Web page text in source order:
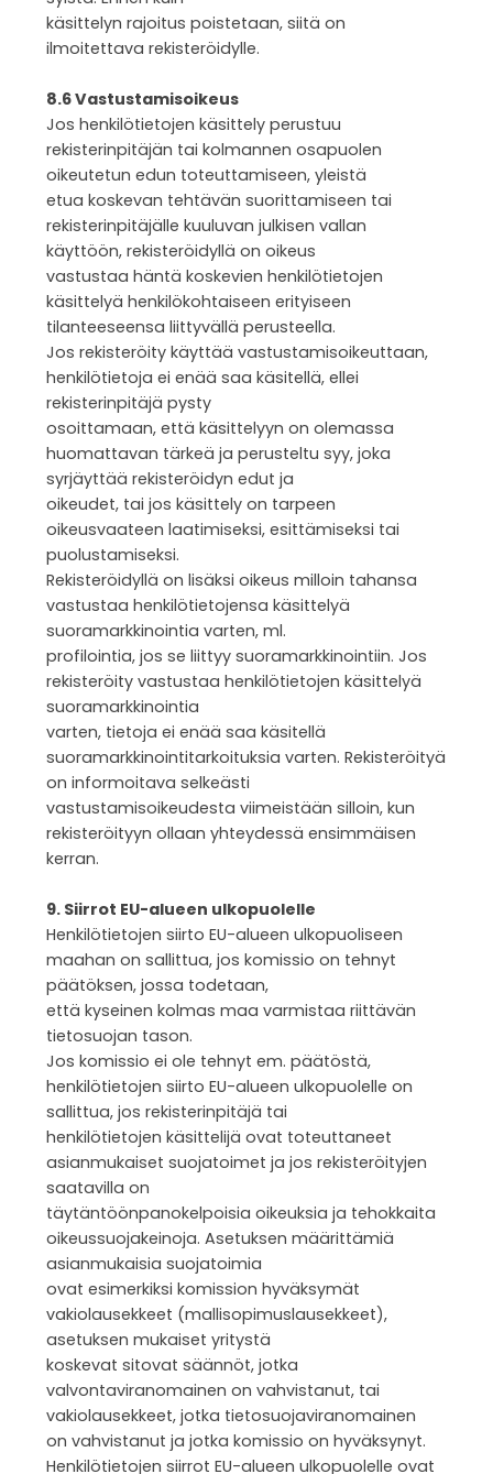
käsittelyn rajoitus poistetaan, siitä on
ilmoitettava rekisteröidylle.
8.6 Vastustamisoikeus
Jos henkilötietojen käsittely perustuu
rekisterinpitäjän tai kolmannen osapuolen
oikeutetun edun toteuttamiseen, yleistä
etua koskevan tehtävän suorittamiseen tai
rekisterinpitäjälle kuuluvan julkisen vallan
käyttöön, rekisteröidyllä on oikeus
vastustaa häntä koskevien henkilötietojen
käsittelyä henkilökohtaiseen erityiseen
tilanteeseensa liittyvällä perusteella.
Jos rekisteröity käyttää vastustamisoikeuttaan,
henkilötietoja ei enää saa käsitellä, ellei
rekisterinpitäjä pysty
osoittamaan, että käsittelyyn on olemassa
huomattavan tärkeä ja perusteltu syy, joka
syrjäyttää rekisteröidyn edut ja
oikeudet, tai jos käsittely on tarpeen
oikeusvaateen laatimiseksi, esittämiseksi tai
puolustamiseksi.
Rekisteröidyllä on lisäksi oikeus milloin tahansa
vastustaa henkilötietojensa käsittelyä
suoramarkkinointia varten, ml.
profilointia, jos se liittyy suoramarkkinointiin. Jos
rekisteröity vastustaa henkilötietojen käsittelyä
suoramarkkinointia
varten, tietoja ei enää saa käsitellä
suoramarkkinointitarkoituksia varten. Rekisteröityä
on informoitava selkeästi
vastustamisoikeudesta viimeistään silloin, kun
rekisteröityyn ollaan yhteydessä ensimmäisen
kerran.
9. Siirrot EU-alueen ulkopuolelle
Henkilötietojen siirto EU-alueen ulkopuoliseen
maahan on sallittua, jos komissio on tehnyt
päätöksen, jossa todetaan,
että kyseinen kolmas maa varmistaa riittävän
tietosuojan tason.
Jos komissio ei ole tehnyt em. päätöstä,
henkilötietojen siirto EU-alueen ulkopuolelle on
sallittua, jos rekisterinpitäjä tai
henkilötietojen käsittelijä ovat toteuttaneet
asianmukaiset suojatoimet ja jos rekisteröityjen
saatavilla on
täytäntöönpanokelpoisia oikeuksia ja tehokkaita
oikeussuojakeinoja. Asetuksen määrittämiä
asianmukaisia suojatoimia
ovat esimerkiksi komission hyväksymät
vakiolausekkeet (mallisopimuslausekkeet),
asetuksen mukaiset yritystä
koskevat sitovat säännöt, jotka
valvontaviranomainen on vahvistanut, tai
vakiolausekkeet, jotka tietosuojaviranomainen
on vahvistanut ja jotka komissio on hyväksynyt.
Henkilötietojen siirrot EU-alueen ulkopuolelle ovat